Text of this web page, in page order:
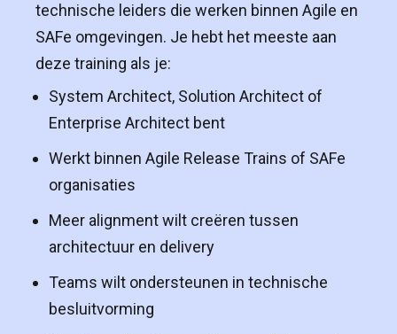
technische leiders die werken binnen Agile en
SAFe omgevingen. Je hebt het meeste aan
deze training als je:
System Architect, Solution Architect of
Enterprise Architect bent
Werkt binnen Agile Release Trains of SAFe
organisaties
Meer alignment wilt creëren tussen
architectuur en delivery
Teams wilt ondersteunen in technische
besluitvorming